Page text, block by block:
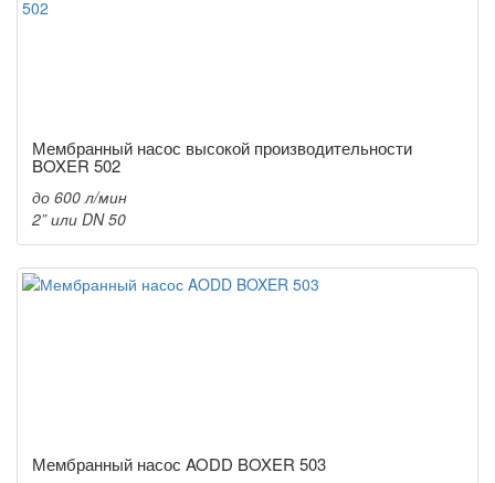
Мембранный насос высокой производительности
BOXER 502
до 600 л/мин
2” или DN 50
Мембранный насос AODD BOXER 503